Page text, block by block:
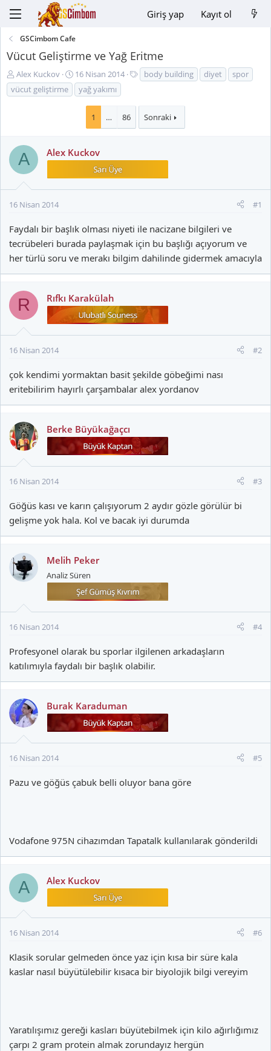
Giriş yap Kayıt ol
GSCimbom Cafe
Vücut Geliştirme ve Yağ Eritme
K
o
n
B
ş
t
n
Alex Kuckov
B
a
ş
ı
t
h
i
16 Nisan 2014
t
e
body building diyet
spor
vücut geliştirme
yağ yakımı
1 … 86 Sonraki
A Alex Kuckov
16 Nisan 2014 #1
Faydalı bir başlık olması niyeti ile nacizane bilgileri ve
tecrübeleri burada paylaşmak için bu başlığı açıyorum ve
her türlü soru ve merakı bilgim dahilinde gidermek amacıyla
R Rıfkı Karakülah
16 Nisan 2014 #2
çok kendimi yormaktan basit şekilde göbeğimi nası
eritebilirim hayırlı çarşambalar alex yordanov
Berke Büyükağaçcı
16 Nisan 2014 #3
Göğüs kası ve karın çalışıyorum 2 aydır gözle görülür bi
gelişme yok hala. Kol ve bacak iyi durumda
Melih Peker
Analiz Süren
16 Nisan 2014 #4
Profesyonel olarak bu sporlar ilgilenen arkadaşların
katılımıyla faydalı bir başlık olabilir.
Burak Karaduman
16 Nisan 2014 #5
Pazu ve göğüs çabuk belli oluyor bana göre
Vodafone 975N cihazımdan Tapatalk kullanılarak gönderildi
A Alex Kuckov
16 Nisan 2014 #6
Klasik sorular gelmeden önce yaz için kısa bir süre kala
kaslar nasıl büyütülebilir kısaca bir biyolojik bilgi vereyim
Yaratılışımız gereği kasları büyütebilmek için kilo ağırlığımız
çarpı 2 gram protein almak zorundayız hergün